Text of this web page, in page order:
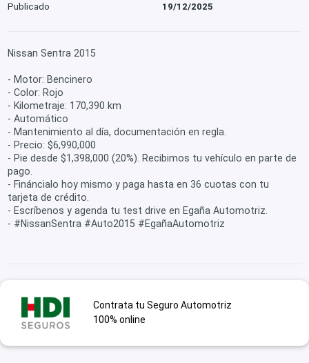
Publicado
19/12/2025
Nissan Sentra 2015
- Motor: Bencinero
- Color: Rojo
- Kilometraje: 170,390 km
- Automático
- Mantenimiento al día, documentación en regla.
- Precio: $6,990,000
- Pie desde $1,398,000 (20%). Recibimos tu vehículo en parte de
pago.
- Fináncialo hoy mismo y paga hasta en 36 cuotas con tu
tarjeta de crédito.
- Escríbenos y agenda tu test drive en Egaña Automotriz.
- #NissanSentra #Auto2015 #EgañaAutomotriz
Contrata tu Seguro Automotriz
100% online